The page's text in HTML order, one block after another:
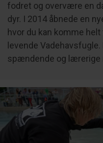
fodret og overvære en
dyr. I 2014 åbnede en
hvor du kan komme
levende
spændende og lærerige